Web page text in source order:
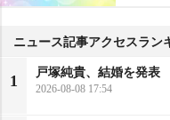
ニュース記事アクセスラン
1
戸塚純貴、結婚を発表
2026-08-08 17:54